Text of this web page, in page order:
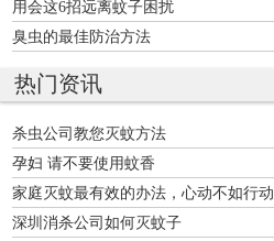
用会这6招远离蚊子困扰
臭虫的最佳防治方法
热门资讯
杀虫公司教您灭蚊方法
孕妇 请不要使用蚊香
家庭灭蚊最有效的办法，心动不如行动
深圳消杀公司如何灭蚊子